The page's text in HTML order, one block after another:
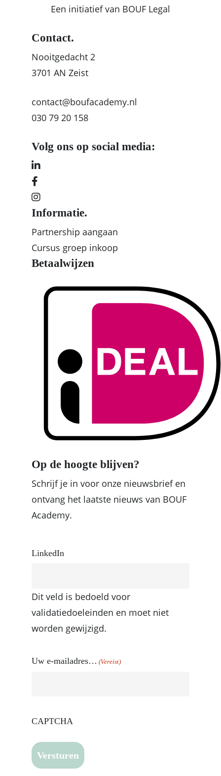
Een initiatief van BOUF Legal
Contact.
Nooitgedacht 2
3701 AN Zeist
contact@boufacademy.nl
030 79 20 158
Volg ons op social media:
Informatie.
Partnership aangaan
Cursus groep inkoop
Betaalwijzen
Op de hoogte blijven?
Schrijf je in voor onze nieuwsbrief en
ontvang het laatste nieuws van BOUF
Academy.
LinkedIn
Dit veld is bedoeld voor
validatiedoeleinden en moet niet
worden gewijzigd.
Uw e-mailadres… (Vereist)
CAPTCHA